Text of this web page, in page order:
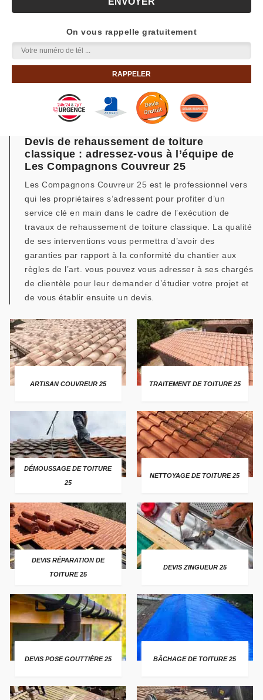
On vous rappelle gratuitement
Devis de rehaussement de toiture
classique : adressez-vous à l’équipe de
Les Compagnons Couvreur 25
Les Compagnons Couvreur 25 est le professionnel vers
qui les propriétaires s’adressent pour profiter d’un
service clé en main dans le cadre de l’exécution de
travaux de rehaussement de toiture classique. La qualité
de ses interventions vous permettra d’avoir des
garanties par rapport à la conformité du chantier aux
règles de l’art. vous pouvez vous adresser à ses chargés
de clientèle pour leur demander d’étudier votre projet et
de vous établir ensuite un devis.
ARTISAN COUVREUR 25 TRAITEMENT DE TOITURE 25
DÉMOUSSAGE DE TOITURE
25
NETTOYAGE DE TOITURE 25
DEVIS RÉPARATION DE
TOITURE 25
DEVIS ZINGUEUR 25
DEVIS POSE GOUTTIÈRE 25 BÂCHAGE DE TOITURE 25